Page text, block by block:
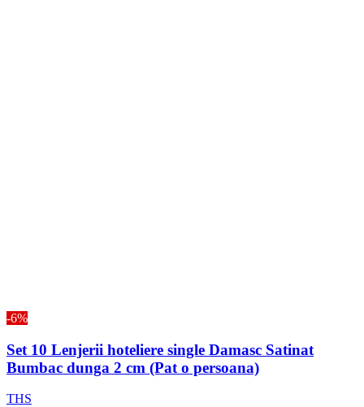
-6%
Set 10 Lenjerii hoteliere single Damasc Satinat
Bumbac dunga 2 cm (Pat o persoana)
THS